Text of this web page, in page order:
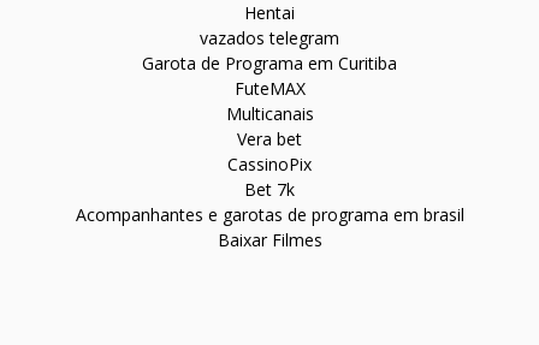
Hentai
vazados telegram
Garota de Programa em Curitiba
FuteMAX
Multicanais
Vera bet
CassinoPix
Bet 7k
Acompanhantes e garotas de programa em brasil
Baixar Filmes